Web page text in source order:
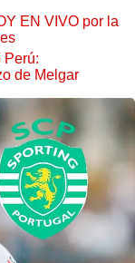
EN VIVO por la
Perú:
de Melgar